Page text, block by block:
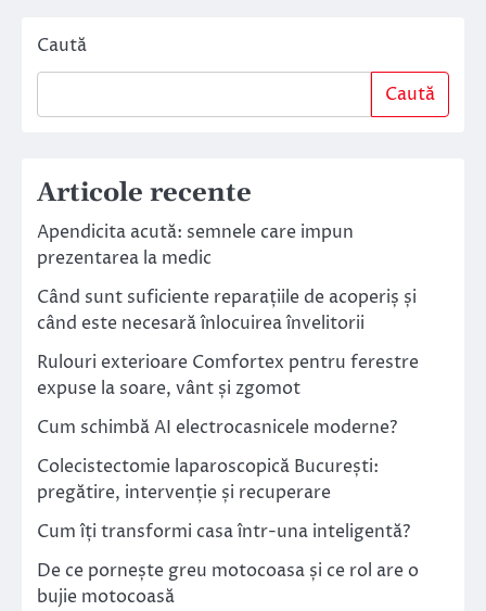
Caută
Caută
Articole recente
Apendicita acută: semnele care impun
prezentarea la medic
Când sunt suficiente reparațiile de acoperiș și
când este necesară înlocuirea învelitorii
Rulouri exterioare Comfortex pentru ferestre
expuse la soare, vânt și zgomot
Cum schimbă AI electrocasnicele moderne?
Colecistectomie laparoscopică București:
pregătire, intervenție și recuperare
Cum îți transformi casa într-una inteligentă?
De ce pornește greu motocoasa și ce rol are o
bujie motocoasă